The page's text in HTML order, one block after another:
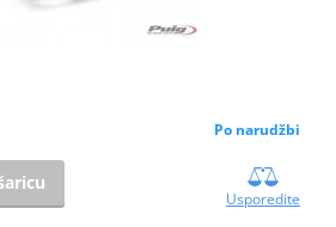
Po narudžbi
Usporedite